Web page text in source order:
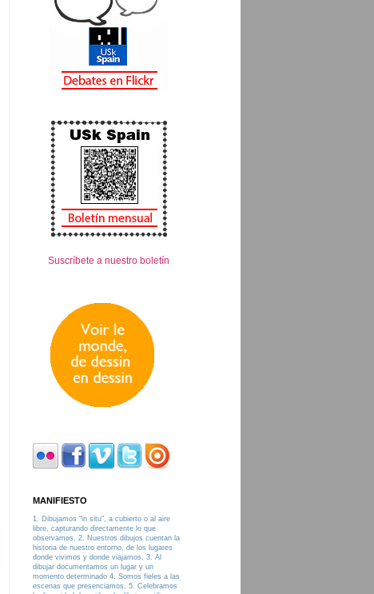
Suscríbete a nuestro boletín
MANIFIESTO
1. Dibujamos "in situ", a cubierto o al aire
libre, capturando directamente lo que
observamos. 2. Nuestros dibujos cuentan la
historia de nuestro entorno, de los lugares
donde vivimos y donde viajamos. 3. Al
dibujar documentamos un lugar y un
momento determinado 4. Somos fieles a las
escenas que presenciamos. 5. Celebramos